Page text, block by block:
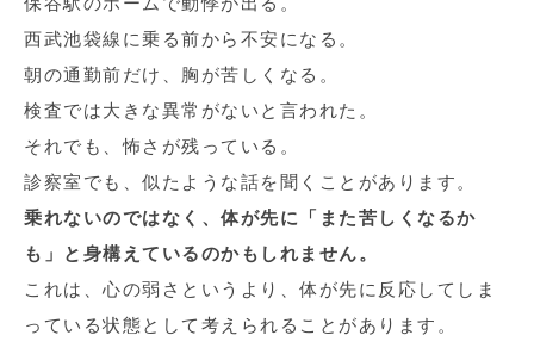
西武池袋線に乗る前から不安になる。
朝の通勤前だけ、胸が苦しくなる。
検査では大きな異常がないと言われた。
それでも、怖さが残っている。
診察室でも、似たような話を聞くことがあります。
乗れないのではなく、体が先に「また苦しくなるか
も」と身構えているのかもしれません。
これは、心の弱さというより、体が先に反応してしま
っている状態として考えられることがあります。